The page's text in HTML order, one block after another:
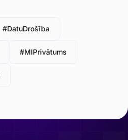
#DatuDrošība
#MIPrivātums